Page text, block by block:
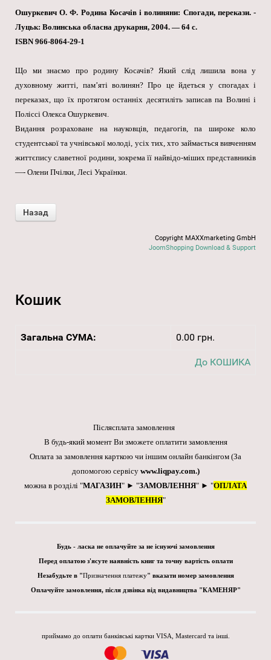
Ошуркевич О. Ф. Родина Косачів і волиняни: Спогади, перекази. -
Луцьк: Волинська обласна друкарня, 2004. — 64 с.
ISBN 966-8064-29-1
Що ми знаємо про родину Косачів? Який слід лишила вона у
духовному житті, пам’яті волинян? Про це йдеться у спогадах і
переказах, що їх протягом останніх десятиліть записав па Волині і
Поліссі Олекса Ошуркевич.
Видання розраховане на науковців, педагогів, па широке коло
студентської та учнівської молоді, усіх тих, хто займається вивченням
життєпису славетної родини, зокрема її найвідо-міших представників
—- Олени Пчілки, Лесі Українки.
Copyright MAXXmarketing GmbH
JoomShopping Download & Support
Кошик
Загальна СУМА: 0.00 грн.
До КОШИКА
Післясплата замовлення
В будь-який момент Ви зможете оплатити замовлення
Оплата за замовлення карткою чи іншим онлайн банкінгом (За
допомогою сервісу www.liqpay.com.)
можна в розділі "МАГАЗИН" ► "ЗАМОВЛЕННЯ" ► "ОПЛАТА
ЗАМОВЛЕННЯ"
Будь - ласка не оплачуйте за не існуючі замовлення
Перед оплатою з'ясуте наявність книг та точну вартість оплати
Незабудьте в "Призначення платежу" вказати номер замовлення
Оплачуйте замовлення, після дзвінка від видавництва "КАМЕНЯР"
приймамо до оплати банківські картки VISA, Mastercard та інші.